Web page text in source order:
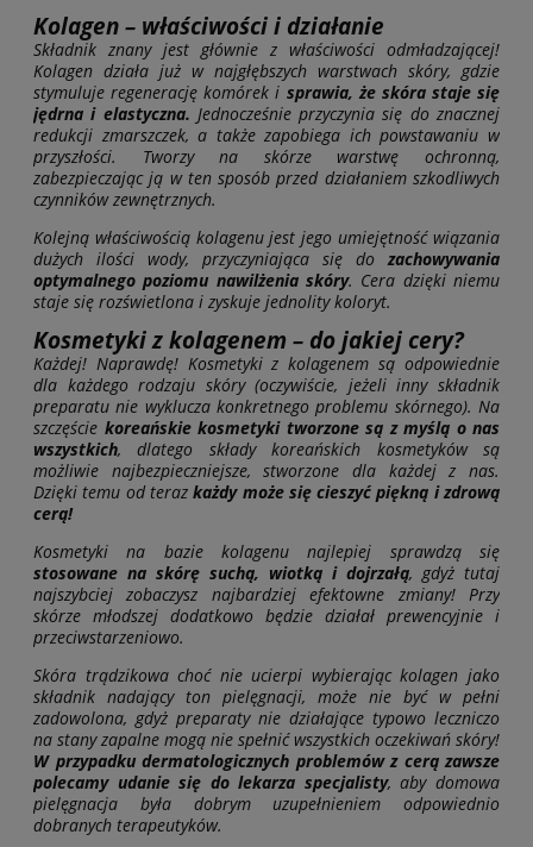
Kolagen – właściwości i działanie
Składnik znany jest głównie z właściwości odmładzającej!
Kolagen działa już w najgłębszych warstwach skóry, gdzie
stymuluje regenerację komórek i sprawia, że skóra staje się
jędrna i elastyczna. Jednocześnie przyczynia się do znacznej
redukcji zmarszczek, a także zapobiega ich powstawaniu w
przyszłości. Tworzy na skórze warstwę ochronną,
zabezpieczając ją w ten sposób przed działaniem szkodliwych
czynników zewnętrznych.
Kolejną właściwością kolagenu jest jego umiejętność wiązania
dużych ilości wody, przyczyniająca się dozachowywania
optymalnego poziomu nawilżenia skóry. Cera dzięki niemu
staje się rozświetlona i zyskuje jednolity koloryt.
Kosmetyki z kolagenem – do jakiej cery?
Każdej! Naprawdę! Kosmetyki z kolagenem są odpowiednie
dla każdego rodzaju skóry (oczywiście, jeżeli inny składnik
preparatu nie wyklucza konkretnego problemu skórnego). Na
szczęście koreańskie kosmetyki tworzone są z myślą o nas
wszystkich, dlatego składy koreańskich kosmetyków są
możliwie najbezpieczniejsze, stworzone dla każdej z nas.
Dzięki temu od terazkażdy może się cieszyć piękną i zdrową
cerą!
Kosmetyki na bazie kolagenu najlepiej sprawdzą się
stosowane na skórę suchą, wiotką i dojrzałą, gdyż tutaj
najszybciej zobaczysz najbardziej efektowne zmiany! Przy
skórze młodszej dodatkowo będzie działał prewencyjnie i
przeciwstarzeniowo.
Skóra trądzikowa choć nie ucierpi wybierając kolagen jako
składnik nadający ton pielęgnacji, może nie być w pełni
zadowolona, gdyż preparaty nie działające typowo leczniczo
na stany zapalne mogą nie spełnić wszystkich oczekiwań skóry!
W przypadku dermatologicznych problemów z cerą zawsze
polecamy udanie się do lekarza specjalisty, aby domowa
pielęgnacja była dobrym uzupełnieniem odpowiednio
dobranych terapeutyków.